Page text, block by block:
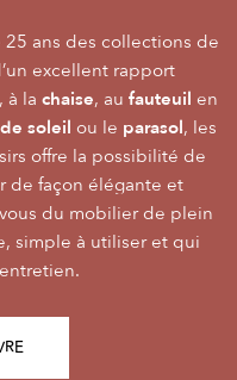
ans des collections de
excellent rapport
, à la chaise, au fauteuil en
soleil ou le parasol, les
offre la possibilité de
de façon élégante et
du mobilier de plein
simple à utiliser et qui
vivre l’extérieur avec
inoubliable aux grandes
de par la qualité de
fabrication, se joue des
comme une pièce à
et le soin des détails.
qualité desplateaux
de nombreusestables
durable.
de jardin contemporain
du prixfont qu’elle
nombre.
un souffle bien
facilité
Repas, Salon,Détente
dans la joie, la
d’être ensemble !